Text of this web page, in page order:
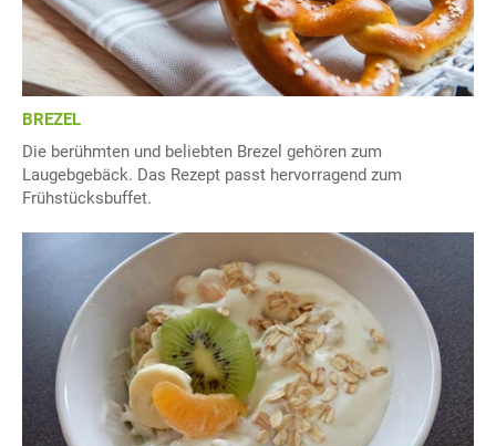
BREZEL
Die berühmten und beliebten Brezel gehören zum
Laugebgebäck. Das Rezept passt hervorragend zum
Frühstücksbuffet.